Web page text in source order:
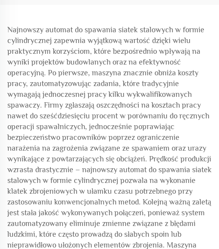
Najnowszy automat do spawania siatek stalowych w formie
cylindrycznej zapewnia wyjątkową wartość dzięki wielu
praktycznym korzyściom, które bezpośrednio wpływają na
wyniki projektów budowlanych oraz na efektywność
operacyjną. Po pierwsze, maszyna znacznie obniża koszty
pracy, zautomatyzowując zadania, które tradycyjnie
wymagają jednoczesnej pracy kilku wykwalifikowanych
spawaczy. Firmy zgłaszają oszczędności na kosztach pracy
nawet do sześćdziesięciu procent w porównaniu do ręcznych
operacji spawalniczych, jednocześnie poprawiając
bezpieczeństwo pracowników poprzez ograniczenie
narażenia na zagrożenia związane ze spawaniem oraz urazy
wynikające z powtarzających się obciążeń. Prędkość produkcji
wzrasta drastycznie – najnowszy automat do spawania siatek
stalowych w formie cylindrycznej pozwala na wykonanie
klatek zbrojeniowych w ułamku czasu potrzebnego przy
zastosowaniu konwencjonalnych metod. Kolejną ważną zaletą
jest stała jakość wykonywanych połączeń, ponieważ system
zautomatyzowany eliminuje zmienne związane z błędami
ludzkimi, które często prowadzą do słabych spoin lub
nieprawidłowo ułożonych elementów zbrojenia. Maszyna